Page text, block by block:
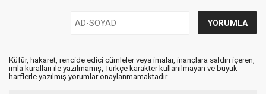
Küfür, hakaret, rencide edici cümleler veya imalar, inançlara saldırı içeren,
imla kuralları ile yazılmamış, Türkçe karakter kullanılmayan ve büyük
harflerle yazılmış yorumlar onaylanmamaktadır.